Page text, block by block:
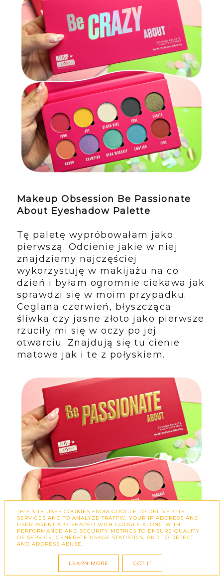
Makeup Obsession Be Passionate
About Eyeshadow Palette
Tę paletę wypróbowałam jako
pierwszą. Odcienie jakie w niej
znajdziemy najczęściej
wykorzystuję w makijażu na co
dzień i byłam ogromnie ciekawa jak
sprawdzi się w moim przypadku.
Ceglana czerwień, błyszcząca
śliwka czy jasne złoto jako pierwsze
rzuciły mi się w oczy po jej
otwarciu. Znajdują się tu cienie
matowe jak i te z połyskiem.
THIS SITE USES COOKIES FROM GOOGLE TO DELIVER ITS
SERVICES AND TO ANALYZE TRAFFIC. YOUR IP ADDRESS AND
USER-AGENT ARE SHARED WITH GOOGLE ALONG WITH
PERFORMANCE AND SECURITY METRICS TO ENSURE QUALITY
OF SERVICE, GENERATE USAGE STATISTICS, AND TO DETECT
AND ADDRESS ABUSE.
LEARN MORE GOT IT